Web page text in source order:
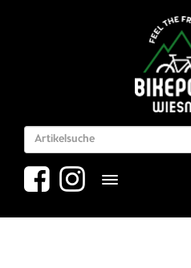
Toggle navigation